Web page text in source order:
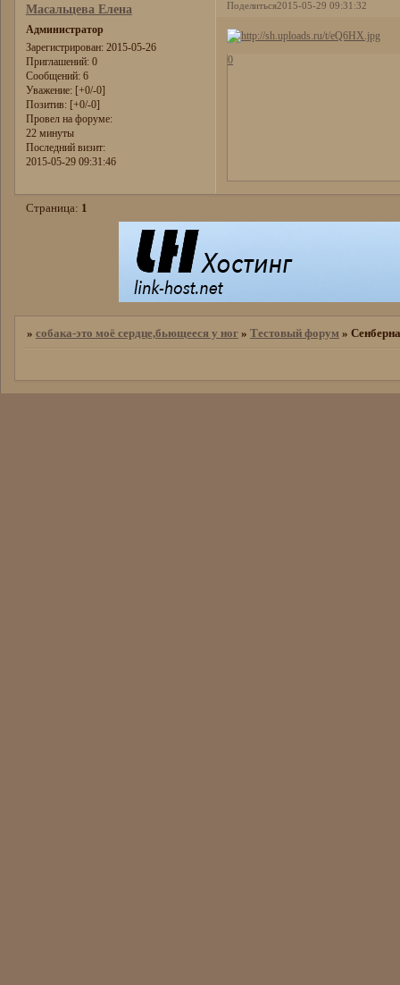
Поделиться2015-05-29 09:31:32
Масальцева Елена
Администратор
Зарегистрирован: 2015-05-26
Приглашений:0
Сообщений:6
Уважение: [+0/-0]
Позитив: [+0/-0]
Провел на форуме:
22 минуты
Последний визит:
2015-05-29 09:31:46
0
Страница: 1
» собака-это моё сердце,бьющееся у ног » Тестовый форум »